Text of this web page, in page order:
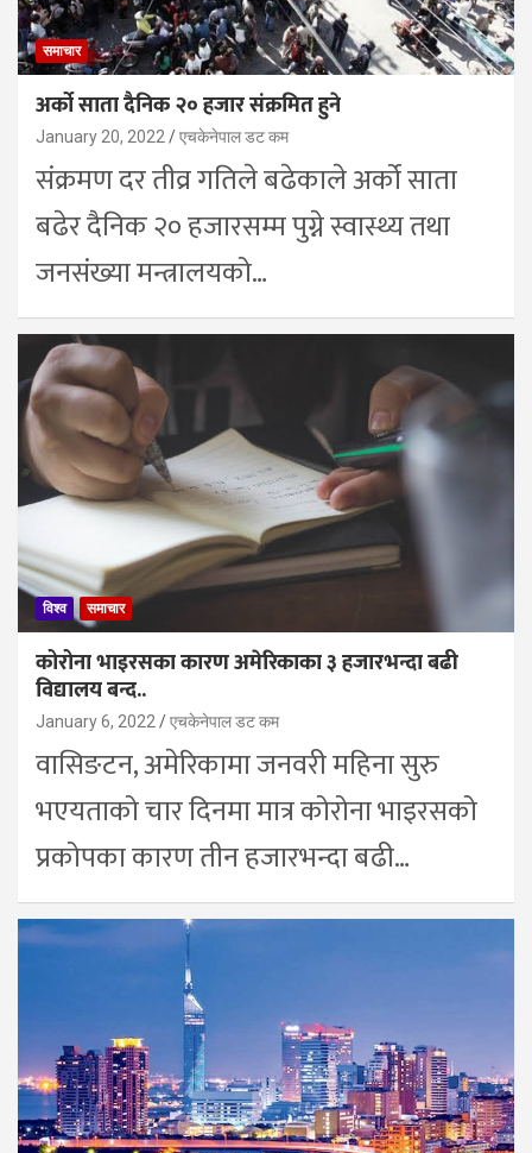
समाचार
अर्को साता दैनिक २० हजार संक्रमित हुने
January 20, 2022 एचकेनेपाल डट कम
संक्रमण दर तीव्र गतिले बढेकाले अर्को साता
बढेर दैनिक २० हजारसम्म पुग्ने स्वास्थ्य तथा
जनसंख्या मन्त्रालयको…
विश्व समाचार
कोरोना भाइरसका कारण अमेरिकाका ३ हजारभन्दा बढी
विद्यालय बन्द..
January 6, 2022 एचकेनेपाल डट कम
वासिङटन, अमेरिकामा जनवरी महिना सुरु
भएयताको चार दिनमा मात्र कोरोना भाइरसको
प्रकोपका कारण तीन हजारभन्दा बढी…